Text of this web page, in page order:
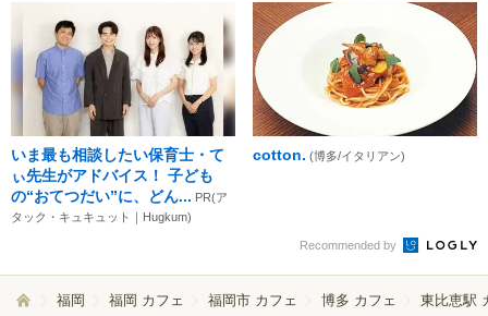
いま最も相談したい保育士・て
ぃ先生がアドバイス！ 子ども
の“おてつだい”に、どん... PR(ア
タック・キュキュット｜Hugkum)
cotton. (博多/イタリアン)
Recommended by
福岡 福岡 カフェ 福岡市 カフェ 博多 カフェ 東比恵駅